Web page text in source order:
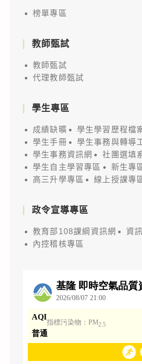
榜單專區
教師甄試
教師甄試
代理教師甄試
學生專區
成績缺曠
學生學習歷程檔
學生手冊
學生事務與轉導
學生事務資訊網
社團選填
學生自主學習專區
新生專
高三升學專區
線上授課專
政令宣導專區
教育部108課綱資訊網
資
內控稽核專區